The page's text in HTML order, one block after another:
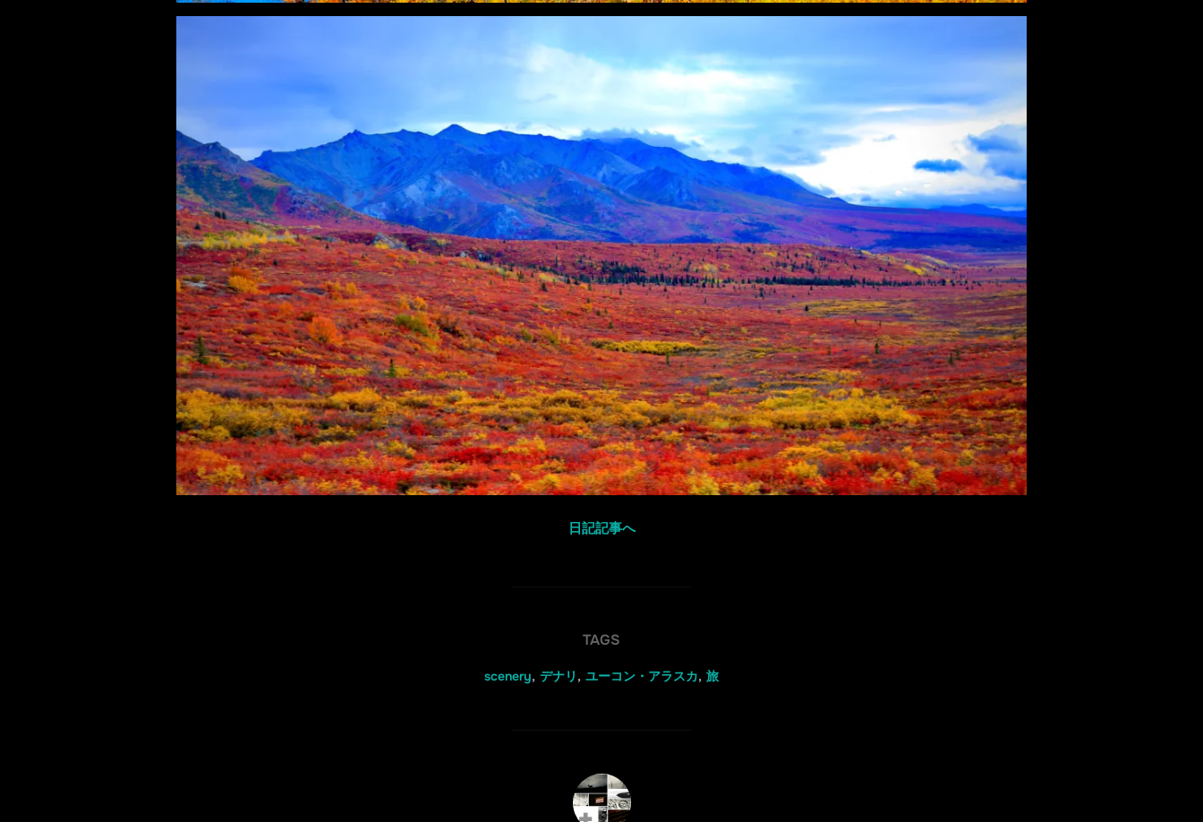
日記記事へ
TAGS
scenery, デナリ , ユーコン・アラスカ, 旅
POST AUTHOR